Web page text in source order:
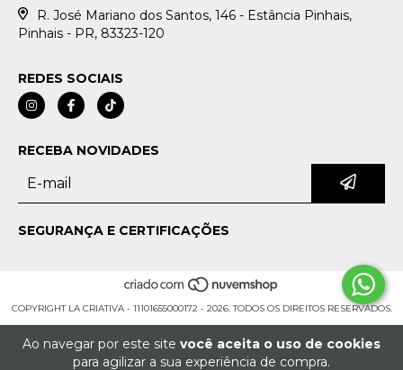
Ao navegar por este site você aceita o uso de cookies
para agilizar a sua experiência de compra.
R. José Mariano dos Santos, 146 - Estância Pinhais,
Pinhais - PR, 83323-120
REDES SOCIAIS
RECEBA NOVIDADES
SEGURANÇA E CERTIFICAÇÕES
COPYRIGHT LA CRIATIVA - 11101655000172 - 2026. TODOS OS DIREITOS RESERVADOS.